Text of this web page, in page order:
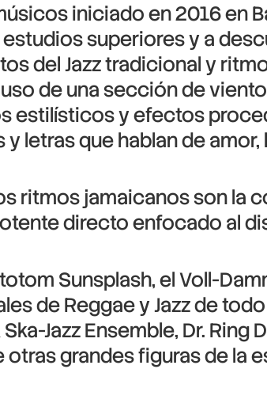
iniciado en 2016 en
superiores y a
del Jazz tradicional y
de una sección de
y efectos
letras que hablan de
ritmos jamaicanos son la
directo enfocado al
Sunsplash, el Voll-
de Reggae y Jazz de
Jazz Ensemble, Dr. Ring
grandes figuras de la